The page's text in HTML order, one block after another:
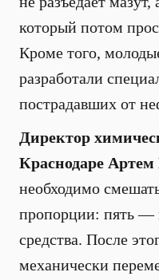
который потом
Кроме того,
разработали
пострадавших от
Директор
Краснодаре
необходимо
пропорции: пять —
средства. После
механически